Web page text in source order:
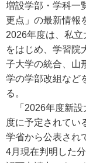
増設学部・学科一
更点」の最新情報
2026年度は、私立
をはじめ、学習院
子大学の統合、山
学の学部改組など
る。
「2026年度新設
度に予定されてい
学省から公表され
4月現在判明した